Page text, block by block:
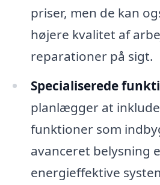
priser, men de kan
højere kvalitet af
reparationer på sigt.
Specialiserede
planlægger at
funktioner som
avanceret belysning
energieffektive